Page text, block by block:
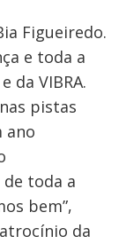
Figueiredo.
e toda a
da VIBRA.
pistas
ano
toda a
bem”,
da